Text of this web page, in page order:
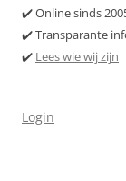
✔️ Online sinds
✔️ Transparante
✔️ Lees wie wij zijn
Login